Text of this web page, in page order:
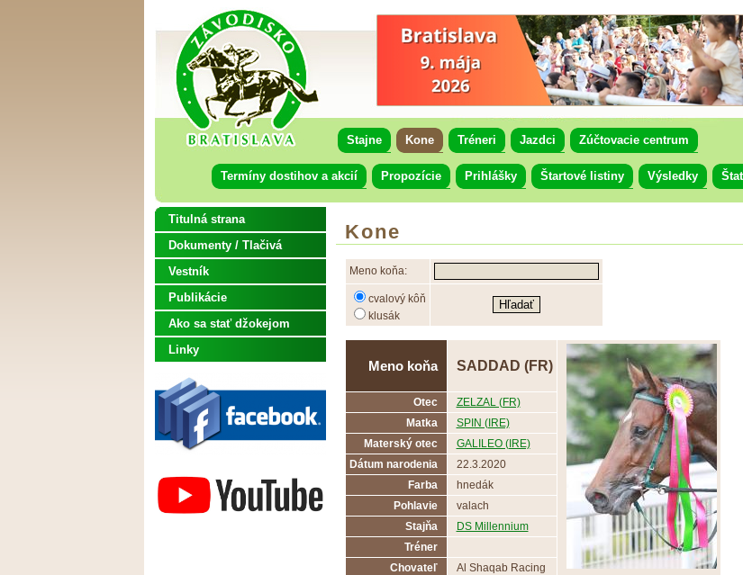
Stajne Kone Tréneri Jazdci Zúčtovacie centrum
Termíny dostihov a akcií Propozície Prihlášky Štartové listiny Výsledky
Kone
Meno koňa:
cvalový kôň
klusák
Meno koňa SADDAD (FR)
Otec
ZELZAL (FR)
Matka
SPIN (IRE)
Materský otec
GALILEO (IRE)
Dátum narodenia
22.3.2020
Farba
hnedák
Pohlavie
valach
Stajňa
DS Millennium
Tréner
Chovateľ
Al Shaqab Racing
Titulná strana
Dokumenty / Tlačivá
Vestník
Publikácie
Ako sa stať džokejom
Linky